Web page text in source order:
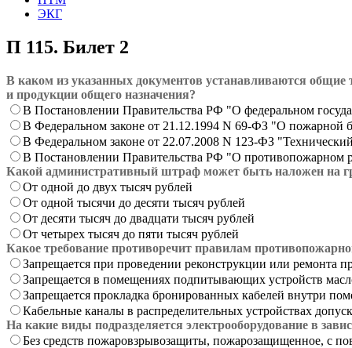
ЭКГ
П 115. Билет 2
В каком из указанных документов устанавливаются
и продукции общего назначения?
В Постановлении Правительства РФ "О федеральном
В Федеральном законе от 21.12.1994 N 69-ФЗ "О пожарной
В Федеральном законе от 22.07.2008 N 123-ФЗ
В Постановлении Правительства РФ "О противопожарном
Какой административный штраф может быть наложен на
От одной до двух тысяч рублей
От одной тысячи до десяти тысяч рублей
От десяти тысяч до двадцати тысяч рублей
От четырех тысяч до пяти тысяч рублей
Какое требование противоречит правилам
Запрещается при проведении реконструкции или ремонта
Запрещается в помещениях подпитывающих устройств
Запрещается прокладка бронированных кабелей внутри
Кабельные каналы в распределительных устройствах
На какие виды подразделяется электрооборудование в
Без средств пожаровзрывозащиты, пожарозащищенное, с